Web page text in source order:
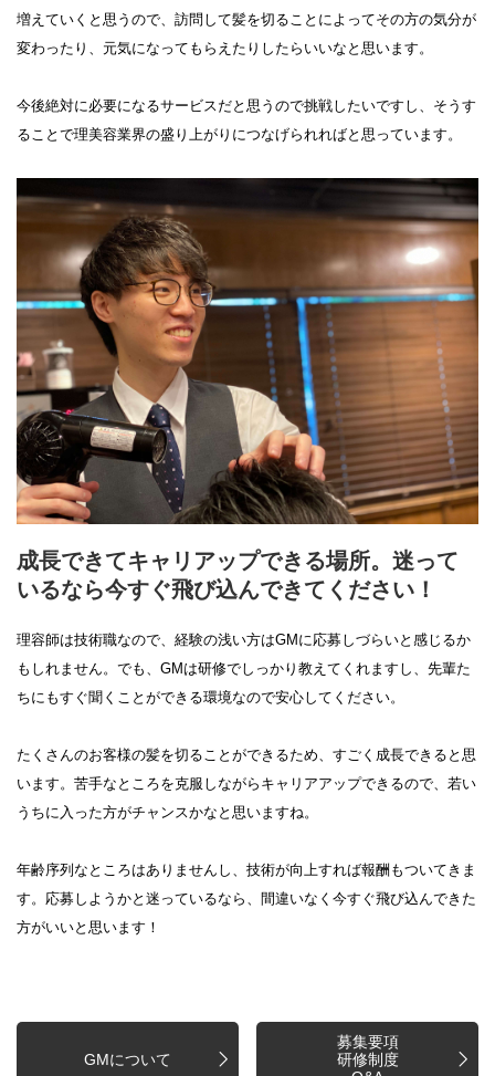
増えていくと思うので、訪問して髪を切ることによってその方の気分が
変わったり、元気になってもらえたりしたらいいなと思います。
今後絶対に必要になるサービスだと思うので挑戦したいですし、そうす
ることで理美容業界の盛り上がりにつなげられればと思っています。
成長できてキャリアップできる場所。迷って
いるなら今すぐ飛び込んできてください！
理容師は技術職なので、経験の浅い方はGMに応募しづらいと感じるか
もしれません。でも、GMは研修でしっかり教えてくれますし、先輩た
ちにもすぐ聞くことができる環境なので安心してください。
たくさんのお客様の髪を切ることができるため、すごく成長できると思
います。苦手なところを克服しながらキャリアアップできるので、若い
うちに入った方がチャンスかなと思いますね。
年齢序列なところはありませんし、技術が向上すれば報酬もついてきま
す。応募しようかと迷っているなら、間違いなく今すぐ飛び込んできた
方がいいと思います！
GMについて
募集要項
研修制度